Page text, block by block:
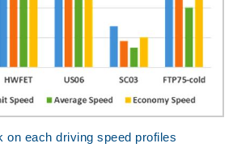
on each driving speed profiles